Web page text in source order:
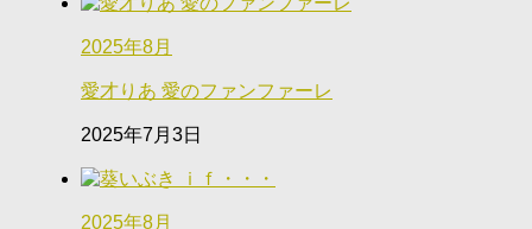
2025年8月
愛才りあ 愛のファンファーレ
2025年7月3日
2025年8月